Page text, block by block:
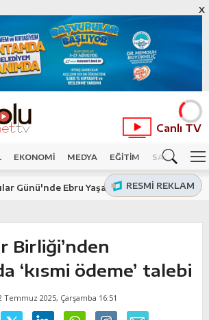
X
Canlı TV
EKONOMİ MEDYA EĞİTİM SAĞLIK
RESMI REKLAM
Günü'nde Ebru Yaşar rüzgarı
Birliği’nden
‘kısmi ödeme’ talebi
Temmuz 2025, Çarşamba 16:51